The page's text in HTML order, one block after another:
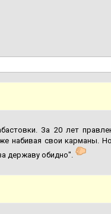
За 20 лет
набивая свои карманы.
державу обидно".